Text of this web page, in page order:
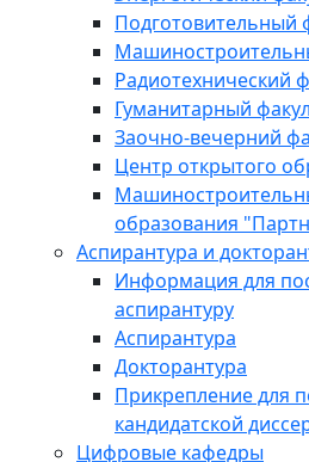
Подготовительный
Радиотехнический
Гуманитарный
Заочно-вечерний
Центр открытого
образования
Аспирантура и
Информация для
аспирантуру
Аспирантура
Докторантура
Прикрепление для
кандидатской
Цифровые кафедры